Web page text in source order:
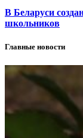
В Беларуси
школьников
Главные новости